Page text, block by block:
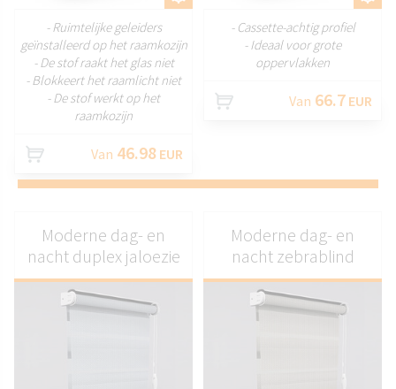
- Ruimtelijke geleiders
geïnstalleerd op het raamkozijn
- De stof raakt het glas niet
- Blokkeert het raamlicht niet
- De stof werkt op het
raamkozijn
Van 46.98 EUR
- Cassette-achtig profiel
- Ideaal voor grote
oppervlakken
Van 66.7 EUR
Moderne dag- en
nacht duplex jaloezie
Moderne dag- en
nacht zebrablind